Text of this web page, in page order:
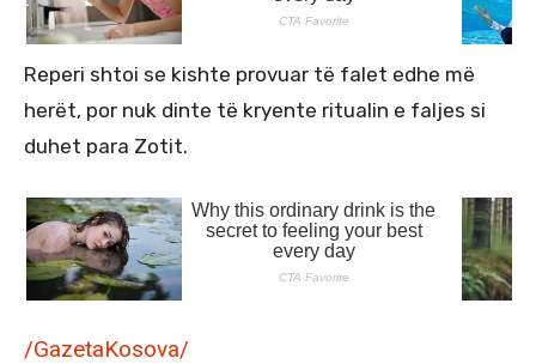
Reperi shtoi se kishte provuar të falet edhe më
herët, por nuk dinte të kryente ritualin e faljes si
duhet para Zotit.
/GazetaKosova/